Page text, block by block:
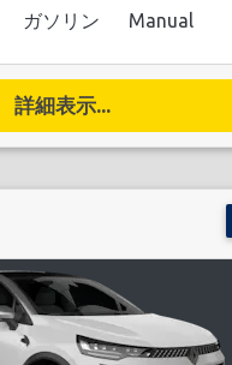
ガソリン Manual
詳細表示...